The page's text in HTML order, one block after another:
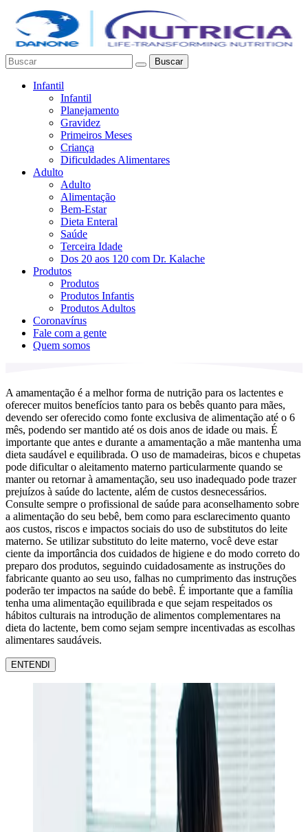
Buscar
Infantil
Infantil
Planejamento
Gravidez
Primeiros Meses
Criança
Dificuldades Alimentares
Adulto
Adulto
Alimentação
Bem-Estar
Dieta Enteral
Saúde
Terceira Idade
Dos 20 aos 120 com Dr. Kalache
Produtos
Produtos
Produtos Infantis
Produtos Adultos
Coronavírus
Fale com a gente
Quem somos
A amamentação é a melhor forma de nutrição para os lactentes e
oferecer muitos benefícios tanto para os bebês quanto para mães,
devendo ser oferecido como fonte exclusiva de alimentação até o 6
mês, podendo ser mantido até os dois anos de idade ou mais. É
importante que antes e durante a amamentação a mãe mantenha uma
dieta saudável e equilibrada. O uso de mamadeiras, bicos e chupetas
pode dificultar o aleitamento materno particularmente quando se
manter ou retornar à amamentação, seu uso inadequado pode trazer
prejuízos à saúde do lactente, além de custos desnecessários.
Consulte sempre o profissional de saúde para aconselhamento sobre
a alimentação do seu bebê, bem como para esclarecimento quanto
aos custos, riscos e impactos sociais do uso de substitutos do leite
materno. Se utilizar substituto do leite materno, você deve estar
ciente da importância dos cuidados de higiene e do modo correto do
preparo dos produtos, seguindo cuidadosamente as instruções do
fabricante quanto ao seu uso, falhas no cumprimento das instruções
poderão ter impactos na saúde do bebê. É importante que a família
tenha uma alimentação equilibrada e que sejam respeitados os
hábitos culturais na introdução de alimentos complementares na
dieta do lactente, bem como sejam sempre incentivadas as escolhas
alimentares saudáveis.
ENTENDI